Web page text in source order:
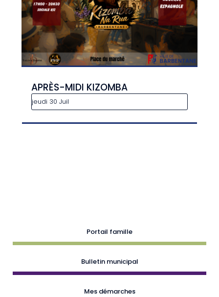
APRÈS-MIDI KIZOMBA
jeudi 30 Juil
Portail famille
Bulletin municipal
Mes démarches